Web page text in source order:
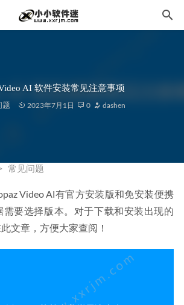
AI 软件安装常见注意事项
题 2023年7月1日 0 dashen
常见问题
Video AI有官方安装版和免安装便携
需要选择版本。对于下载和安装出现的
文章，方便大家查阅！
v5.194.0.223 中文破解版-系统优化软件
增强版万能启动盘20200415
2020-04-15